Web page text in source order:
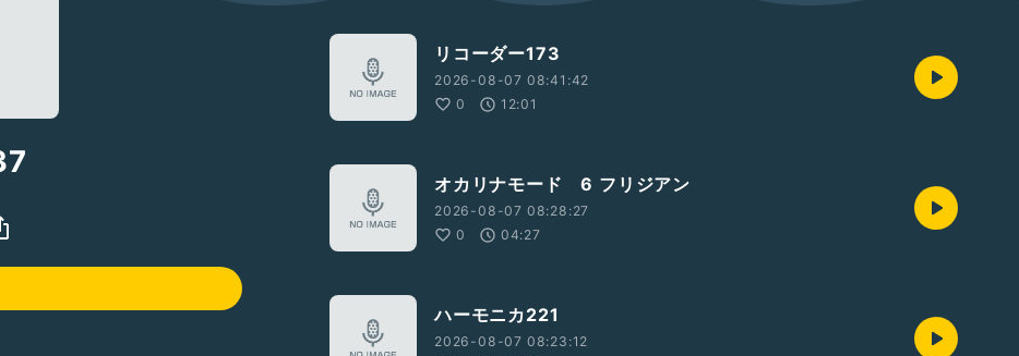
リコーダー173
2026-08-07 08:41:42
0
12:01
オカリナモード 6 フリジアン
2026-08-07 08:28:27
0
04:27
ハーモニカ221
2026-08-07 08:23:12